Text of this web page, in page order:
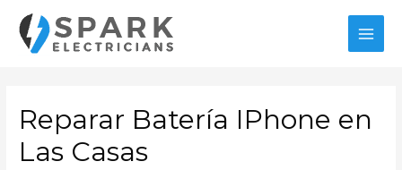
contenido
Reparar Batería IPhone en
Las Casas